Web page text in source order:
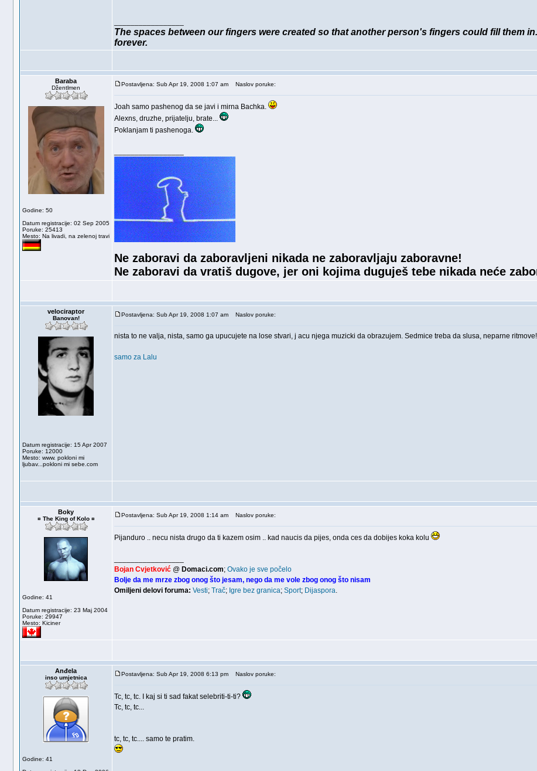
The spaces between our fingers were created so that another person's fingers could fill them
forever.
Baraba
Džentlmen
Godine: 50
Datum registracije: 02 Sep 2005
Poruke: 25413
Mesto: Na livadi, na zelenoj travi
Postavljena: Sub Apr 19, 2008 1:07 am Naslov poruke:
Joah samo pashenog da se javi i mirna Bachka.
Alexns, druzhe, prijatelju, brate...
Poklanjam ti pashenoga.
Ne zaboravi da zaboravljeni nikada ne zaboravljaju zaboravne!
Ne zaboravi da vratiš dugove, jer oni kojima duguješ tebe nikada neće
velociraptor
Banovan!
Datum registracije: 15 Apr 2007
Poruke: 12000
Mesto: www. pokloni mi
ljubav...pokloni mi sebe.com
Postavljena: Sub Apr 19, 2008 1:07 am Naslov poruke:
nista to ne valja, nista, samo ga upucujete na lose stvari, j acu njega muzicki da obrazujem. Sedmice treba da slusa, neparne
samo za Lalu
Boky
¤ The King of Kolo ¤
Godine: 41
Datum registracije: 23 Maj 2004
Poruke: 29947
Mesto: Kiciner
Postavljena: Sub Apr 19, 2008 1:14 am Naslov poruke:
Pijanduro .. necu nista drugo da ti kazem osim .. kad naucis da pijes, onda ces da dobijes koka kolu
Bojan Cvjetković@ Domaci.com; Ovako je sve počelo
Bolje da me mrze zbog onog što jesam, nego da me vole zbog onog što nisam
Omiljeni delovi foruma: Vesti; Trač; Igre bez granica; Sport; Dijaspora.
Anđela
inso umjetnica
Godine: 41
Postavljena: Sub Apr 19, 2008 6:13 pm Naslov poruke:
Tc, tc, tc. I kaj si ti sad fakat selebriti-ti-ti?
Tc, tc, tc...
tc, tc, tc.... samo te pratim.